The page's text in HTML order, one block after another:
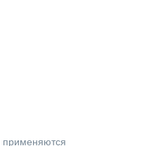
применяются